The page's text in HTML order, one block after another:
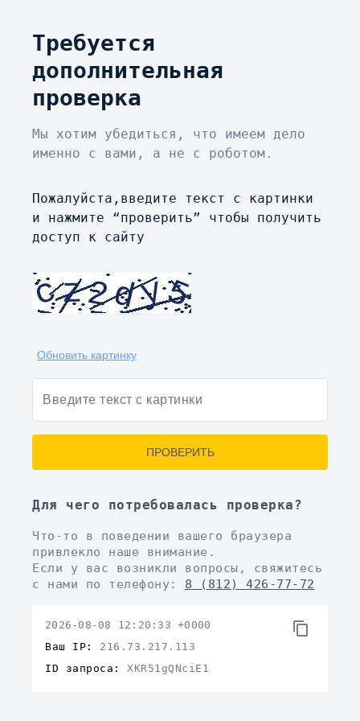
Требуется
дополнительная
проверка
Мы хотим убедиться, что имеем дело
именно с вами, а не с роботом.
Пожалуйста,введите текст с картинки
и нажмите “проверить” чтобы получить
доступ к сайту
Обновить картинку
ПРОВЕРИТЬ
Для чего потребовалась проверка?
Что-то в поведении вашего браузера
привлекло наше внимание.
Если у вас возникли вопросы, свяжитесь
с нами по телефону: 8 (812) 426-77-72
2026-08-08 12:20:33 +0000
Ваш IP: 216.73.217.113
ID запроса: XKR51gQNciE1